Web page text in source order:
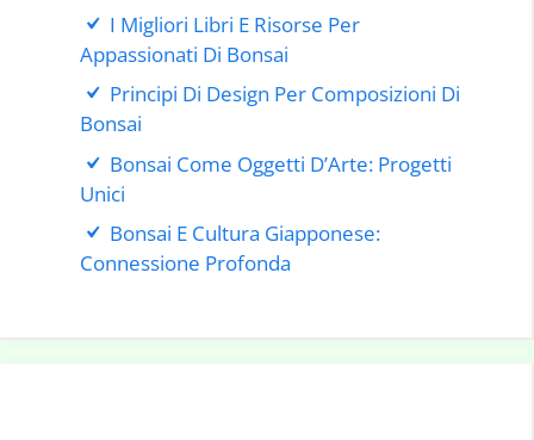
I Migliori Libri E Risorse Per
Appassionati Di Bonsai
Principi Di Design Per Composizioni Di
Bonsai
Bonsai Come Oggetti D’Arte: Progetti
Unici
Bonsai E Cultura Giapponese:
Connessione Profonda